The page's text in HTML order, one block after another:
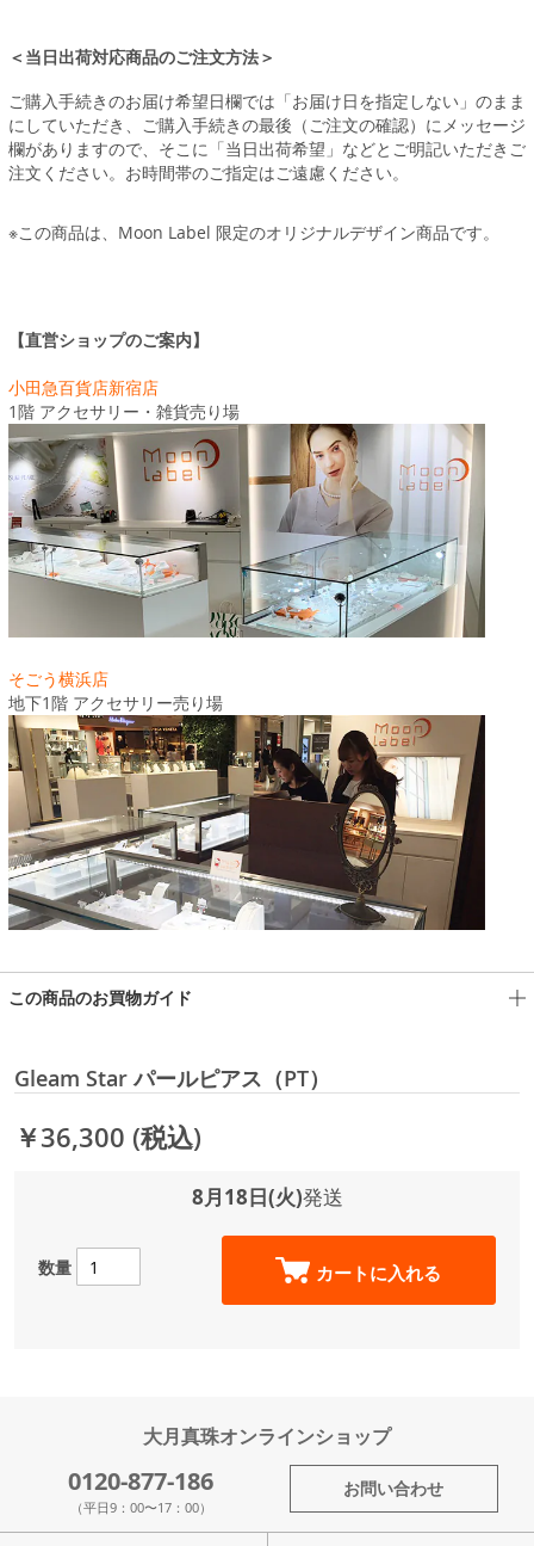
＜当日出荷対応商品のご注文方法＞
ご購入手続きのお届け希望日欄では「お届け日を指定しない」のまま
にしていただき、ご購入手続きの最後（ご注文の確認）にメッセージ
欄がありますので、そこに「当日出荷希望」などとご明記いただきご
注文ください。お時間帯のご指定はご遠慮ください。
※この商品は、Moon Label 限定のオリジナルデザイン商品です。
【直営ショップのご案内】
小田急百貨店新宿店
1階 アクセサリー・雑貨売り場
そごう横浜店
地下1階 アクセサリー売り場
この商品のお買物ガイド
Gleam Star パールピアス（PT）
￥36,300 (税込)
8月18日(火)発送
数量 カートに入れる
大月真珠オンラインショップ
0120-877-186
（平日9：00〜17：00）
お問い合わせ